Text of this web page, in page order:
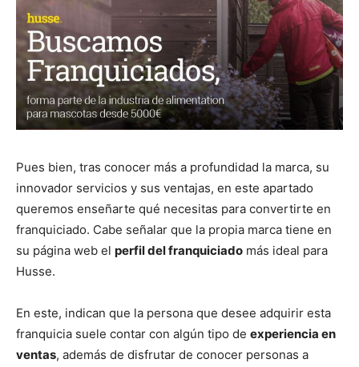
Pues bien, tras conocer más a profundidad la marca, su
innovador servicios y sus ventajas, en este apartado
queremos enseñarte qué necesitas para convertirte en
franquiciado. Cabe señalar que la propia marca tiene en
su página web el perfil del franquiciado más ideal para
Husse.
En este, indican que la persona que desee adquirir esta
franquicia suele contar con algún tipo de experiencia en
ventas, además de disfrutar de conocer personas a